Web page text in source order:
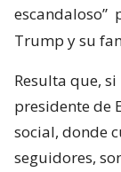
escandaloso”
Trump y su
Resulta que,
presidente de
social, donde
seguidores,